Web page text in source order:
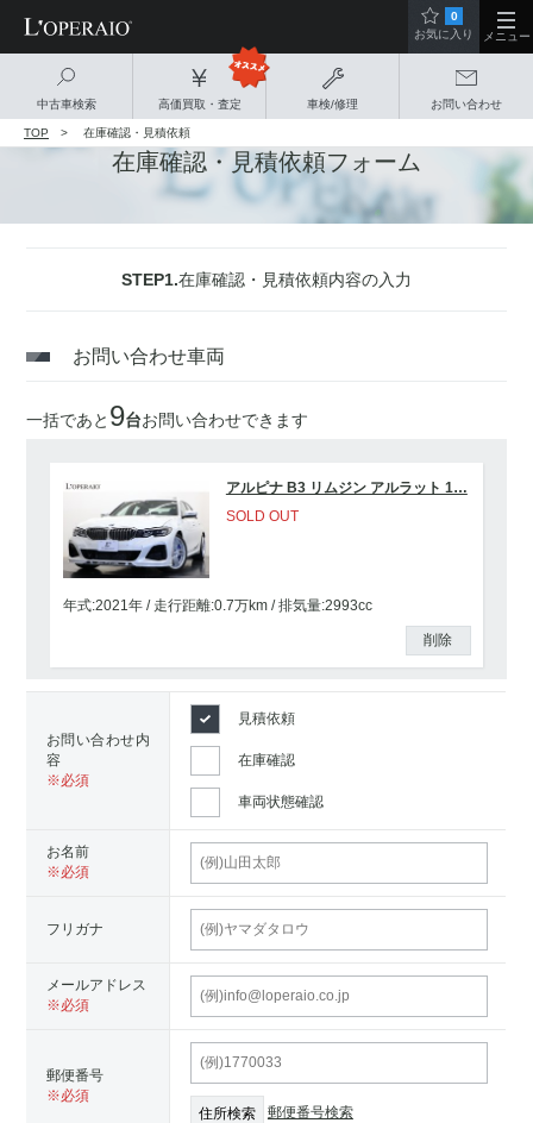
中古車検索 高価買取・査定 車検/修理 お問い合わせ
0
お気に入り
メニュー
TOP 在庫確認・見積依頼
在庫確認・見積依頼フォーム
STEP1.在庫確認・見積依頼内容の入力
お問い合わせ車両
一括であと 9台お問い合わせできます
アルピナ B3 リムジン アルラット 1…
SOLD OUT
年式:2021年 走行距離:0.7万km 排気量:2993cc
削除
お問い合わせ内
容
見積依頼
在庫確認
車両状態確認
お名前
フリガナ
メールアドレス
郵便番号
郵便番号検索